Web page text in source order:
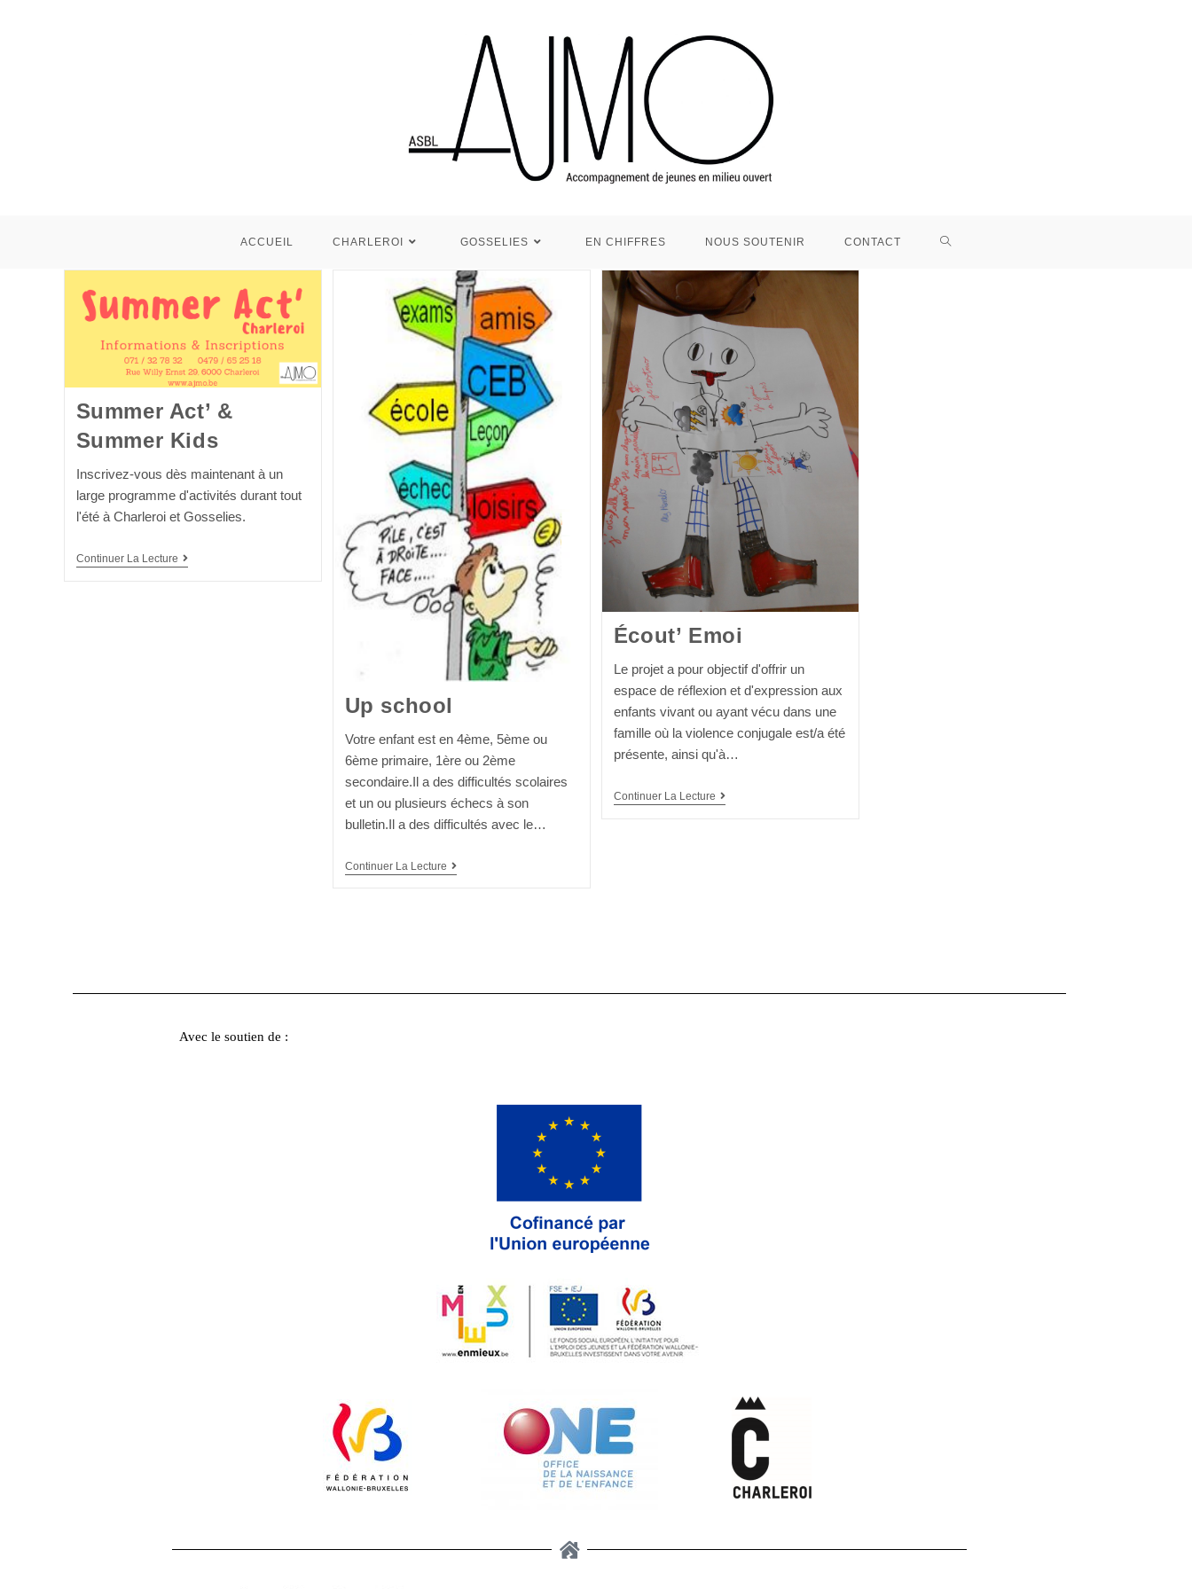
ACCUEIL CHARLEROI GOSSELIES EN CHIFFRES NOUS SOUTENIR CONTACT
Summer Act’ &
Summer Kids
Inscrivez-vous dès maintenant à un
large programme d'activités durant tout
l'été à Charleroi et Gosselies.
Continuer La Lecture
Up school
Votre enfant est en 4ème, 5ème ou
6ème primaire, 1ère ou 2ème
secondaire.Il a des difficultés scolaires
et un ou plusieurs échecs à son
bulletin.Il a des difficultés avec le…
Continuer La Lecture
Écout’ Emoi
Le projet a pour objectif d'offrir un
espace de réflexion et d'expression aux
enfants vivant ou ayant vécu dans une
famille où la violence conjugale est/a été
présente, ainsi qu'à…
Continuer La Lecture
Avec le soutien de :